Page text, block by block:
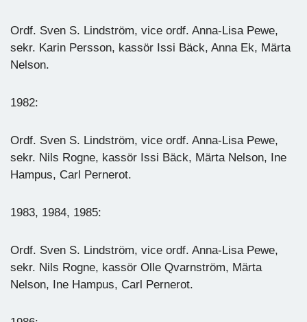
Ordf. Sven S. Lindström, vice ordf. Anna-Lisa Pewe,
sekr. Karin Persson, kassör Issi Bäck, Anna Ek, Märta
Nelson.
1982:
Ordf. Sven S. Lindström, vice ordf. Anna-Lisa Pewe,
sekr. Nils Rogne, kassör Issi Bäck, Märta Nelson, Ine
Hampus, Carl Pernerot.
1983, 1984, 1985:
Ordf. Sven S. Lindström, vice ordf. Anna-Lisa Pewe,
sekr. Nils Rogne, kassör Olle Qvarnström, Märta
Nelson, Ine Hampus, Carl Pernerot.